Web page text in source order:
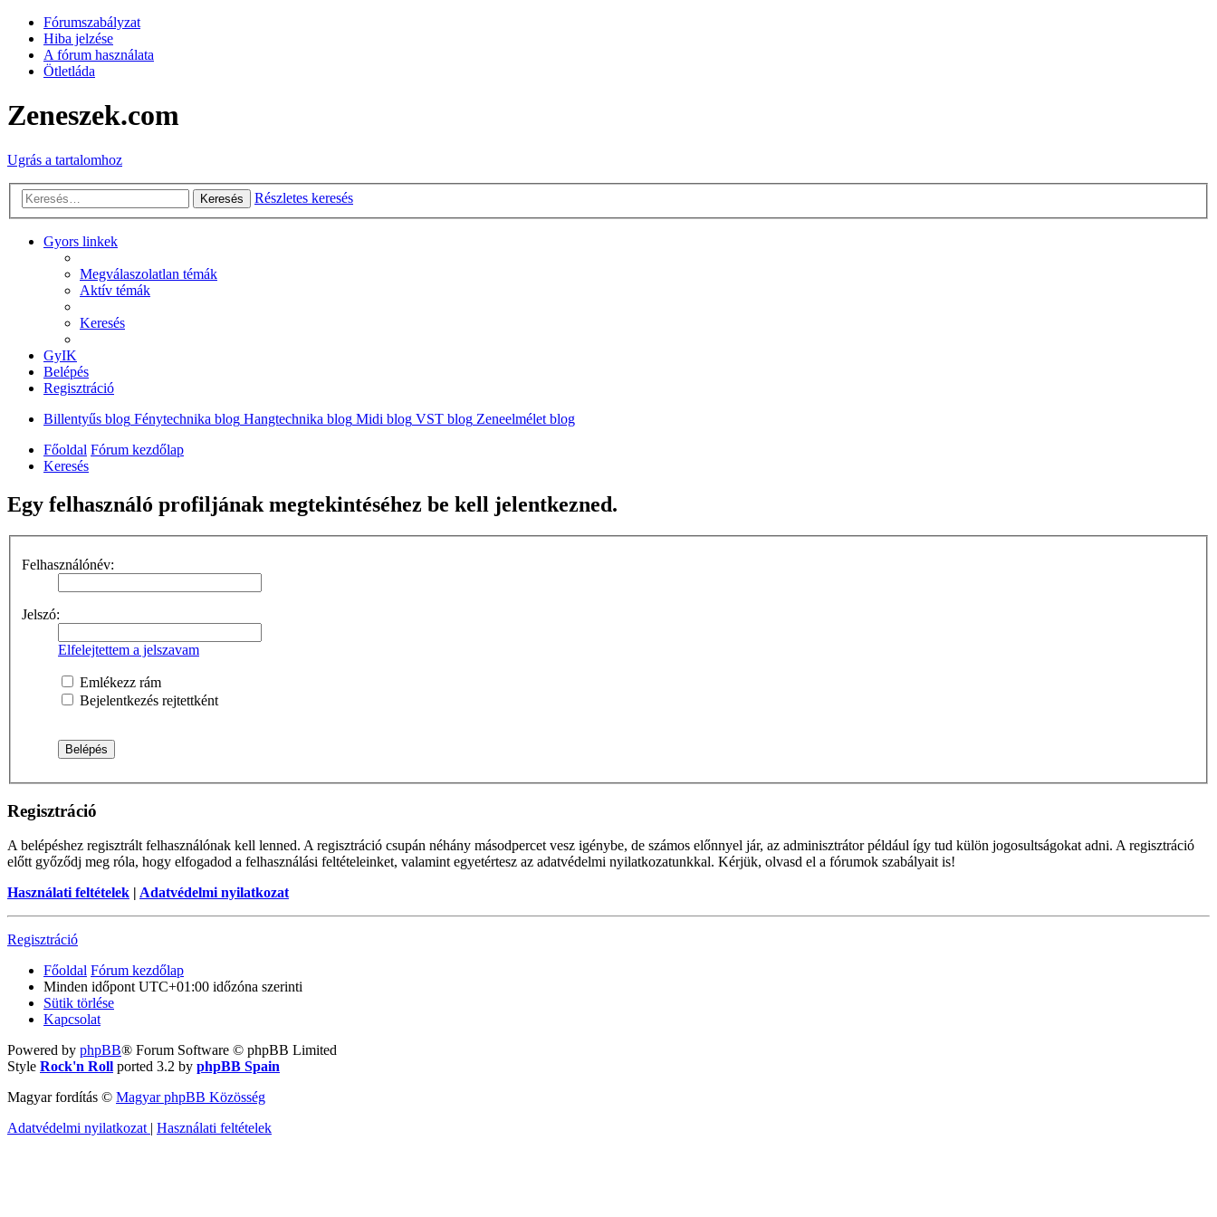
Fórumszabályzat
Hiba jelzése
A fórum használata
Ötletláda
Zeneszek.com
Ugrás a tartalomhoz
Keresés Részletes keresés
Gyors linkek
Megválaszolatlan témák
Aktív témák
Keresés
GyIK
Belépés
Regisztráció
Billentyűs blog Fénytechnika blog Hangtechnika blog Midi blog VST blog Zeneelmélet blog
Főoldal Fórum kezdőlap
Keresés
Egy felhasználó profiljának megtekintéséhez be kell jelentkezned.
Felhasználónév:
Jelszó:
Elfelejtettem a jelszavam
Emlékezz rám
Bejelentkezés rejtettként
Regisztráció
A belépéshez regisztrált felhasználónak kell lenned. A regisztráció csupán néhány másodpercet vesz igénybe, de számos előnnyel jár, az adminisztrátor például így tud külön jogosultságokat adni. A regisztráció
előtt győződj meg róla, hogy elfogadod a felhasználási feltételeinket, valamint egyetértesz az adatvédelmi nyilatkozatunkkal. Kérjük, olvasd el a fórumok szabályait is!
Használati feltételek | Adatvédelmi nyilatkozat
Regisztráció
Főoldal Fórum kezdőlap
Minden időpont UTC+01:00 időzóna szerinti
Sütik törlése
Kapcsolat
Powered by phpBB® Forum Software © phpBB Limited
Style Rock'n Roll ported 3.2 by phpBB Spain
Magyar fordítás © Magyar phpBB Közösség
Adatvédelmi nyilatkozat | Használati feltételek